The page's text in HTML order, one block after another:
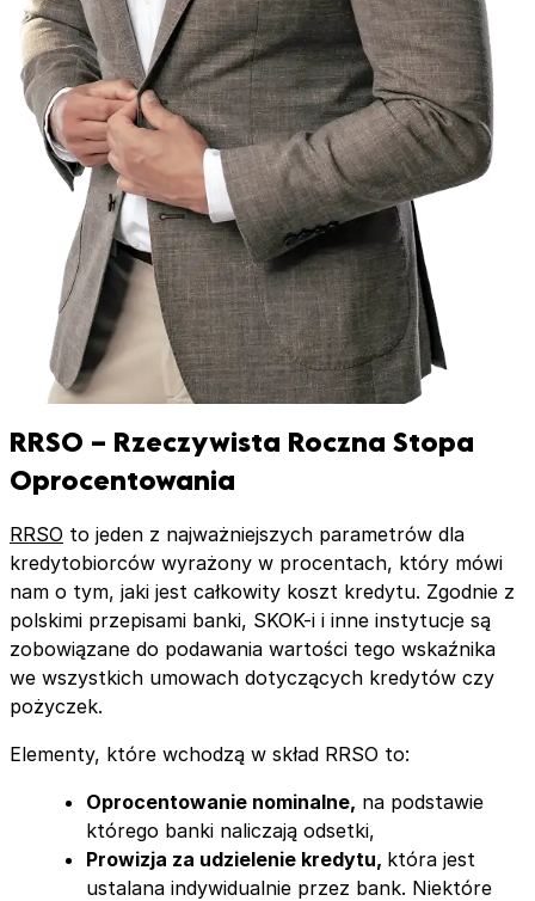
RRSO – Rzeczywista Roczna Stopa
Oprocentowania
RRSO to jeden z najważniejszych parametrów dla
kredytobiorców wyrażony w procentach, który mówi
nam o tym, jaki jest całkowity koszt kredytu. Zgodnie z
polskimi przepisami banki, SKOK-i i inne instytucje są
zobowiązane do podawania wartości tego wskaźnika
we wszystkich umowach dotyczących kredytów czy
pożyczek.
Elementy, które wchodzą w skład RRSO to:
Oprocentowanie nominalne, na podstawie
którego banki naliczają odsetki,
Prowizja za udzielenie kredytu, która jest
ustalana indywidualnie przez bank. Niektóre